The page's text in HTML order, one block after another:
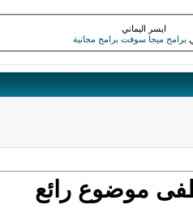
ايسر اليماني
برامج ميجا سوفت برامج مجانية
موضوع رائع